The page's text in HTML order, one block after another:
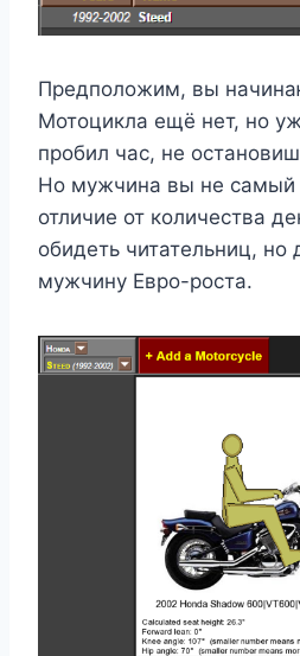
Предположим, вы
Мотоцикла ещё нет, но
пробил час, не
Но мужчина вы не самый
отличие от количества
обидеть читательниц, но
мужчину Евро-роста.